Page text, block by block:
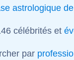
astrologique
célébrités et
par